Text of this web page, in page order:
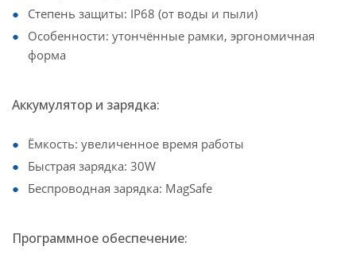
Степень защиты: IP68 (от воды и пыли)
Особенности: утончённые рамки, эргономичная
форма
Аккумулятор и зарядка:
Ёмкость: увеличенное время работы
Быстрая зарядка: 30W
Беспроводная зарядка: MagSafe
Программное обеспечение: